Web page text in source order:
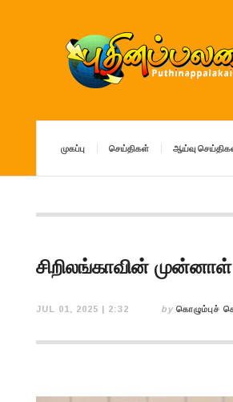
முகப்பு செய்திகள் ஆய்வு
சிறிலங்காவின்
JUL 01, 2025 | 2:32 by கொழும்புச்